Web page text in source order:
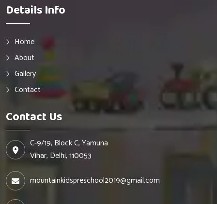
Details Info
Home
About
Gallery
Contact
Contact Us
C-9/19, Block C, Yamuna
Vihar, Delhi, 110053
mountainkidspreschool2019@gmail.com